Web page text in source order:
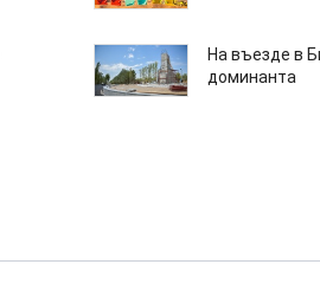
На въезде в
доминанта